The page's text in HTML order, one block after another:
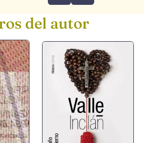
/ MITFORD, A.B.
del autor